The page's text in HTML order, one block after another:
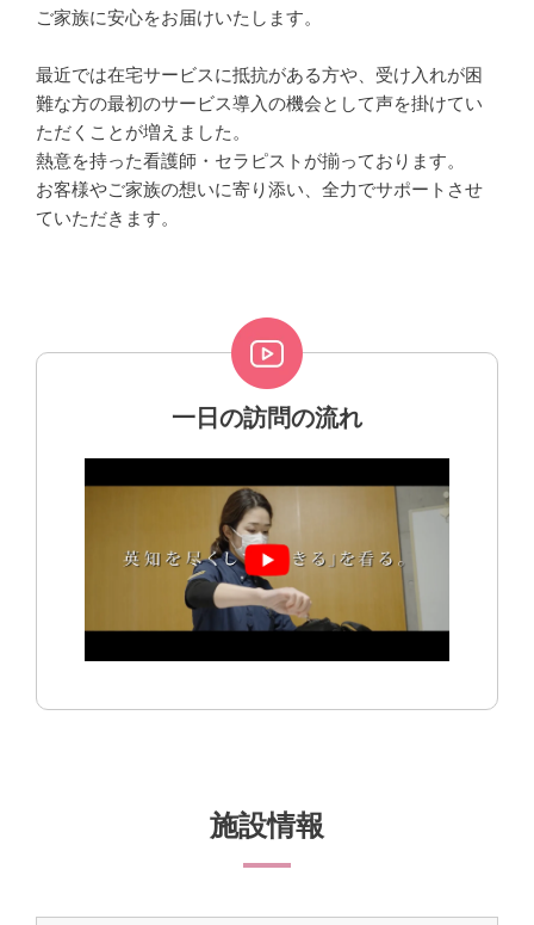
ご家族に安心をお届けいたします。
最近では在宅サービスに抵抗がある方や、受け入れが困
難な方の最初のサービス導入の機会として声を掛けてい
ただくことが増えました。
熱意を持った看護師・セラピストが揃っております。
お客様やご家族の想いに寄り添い、全力でサポートさせ
ていただきます。
一日の訪問の流れ
施設情報